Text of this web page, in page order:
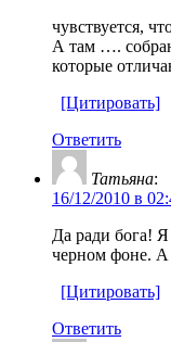
чувствуется,
А там ….
которые
[Цитировать]
Ответить
Татьяна:
16/12/2010 в
Да ради бога!
черном фоне.
[Цитировать]
Ответить